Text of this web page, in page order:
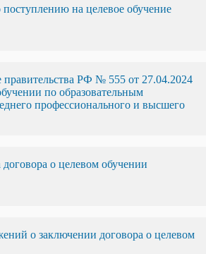
на целевое обучение
правительства РФ № 555 от 27.04.2024
по образовательным
профессионального и высшего
о целевом обучении
о заключении договора о целевом